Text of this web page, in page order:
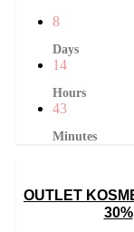
8
Days
14
Hours
43
Minutes
OUTLET
30%